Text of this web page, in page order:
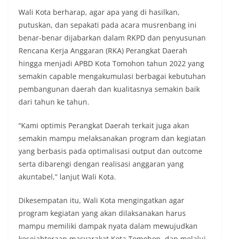
Wali Kota berharap, agar apa yang di hasilkan,
putuskan, dan sepakati pada acara musrenbang ini
benar-benar dijabarkan dalam RKPD dan penyusunan
Rencana Kerja Anggaran (RKA) Perangkat Daerah
hingga menjadi APBD Kota Tomohon tahun 2022 yang
semakin capable mengakumulasi berbagai kebutuhan
pembangunan daerah dan kualitasnya semakin baik
dari tahun ke tahun.
“Kami optimis Perangkat Daerah terkait juga akan
semakin mampu melaksanakan program dan kegiatan
yang berbasis pada optimalisasi output dan outcome
serta dibarengi dengan realisasi anggaran yang
akuntabel,” lanjut Wali Kota.
Dikesempatan itu, Wali Kota mengingatkan agar
program kegiatan yang akan dilaksanakan harus
mampu memiliki dampak nyata dalam mewujudkan